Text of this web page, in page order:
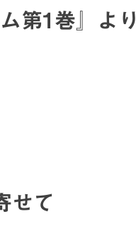
第1巻』より
せて